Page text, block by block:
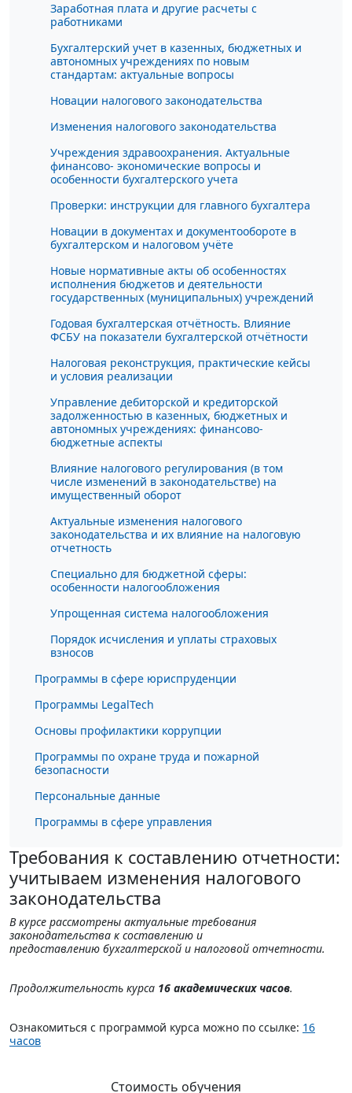
Заработная плата и другие расчеты с
работниками
Бухгалтерский учет в казенных, бюджетных и
автономных учреждениях по новым
стандартам: актуальные вопросы
Новации налогового законодательства
Изменения налогового законодательства
Учреждения здравоохранения. Актуальные
финансово- экономические вопросы и
особенности бухгалтерского учета
Проверки: инструкции для главного бухгалтера
Новации в документах и документообороте в
бухгалтерском и налоговом учёте
Новые нормативные акты об особенностях
исполнения бюджетов и деятельности
государственных (муниципальных) учреждений
Годовая бухгалтерская отчётность. Влияние
ФСБУ на показатели бухгалтерской отчётности
Налоговая реконструкция, практические кейсы
и условия реализации
Управление дебиторской и кредиторской
задолженностью в казенных, бюджетных и
автономных учреждениях: финансово-
бюджетные аспекты
Влияние налогового регулирования (в том
числе изменений в законодательстве) на
имущественный оборот
Актуальные изменения налогового
законодательства и их влияние на налоговую
отчетность
Специально для бюджетной сферы:
особенности налогообложения
Упрощенная система налогообложения
Порядок исчисления и уплаты страховых
взносов
Программы в сфере юриспруденции
Программы LegalTech
Основы профилактики коррупции
Программы по охране труда и пожарной
безопасности
Персональные данные
Программы в сфере управления
Требования к составлению отчетности:
учитываем изменения налогового
законодательства
В курсе рассмотрены актуальные требования
законодательства к составлению и
предоставлению бухгалтерской и налоговой отчетности.
Продолжительность курса 16 академических часов.
Ознакомиться с программой курса можно по ссылке: 16
часов
Стоимость обучения